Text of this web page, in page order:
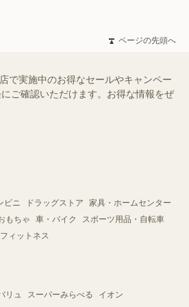
ページの先頭へ
で実施中のお得なセールやキャンペー
ご確認いただけます。お得な情報をぜ
ビニ ドラッグストア
家具・ホームセンター
もちゃ 車・バイク
スポーツ用品・自転車
ィットネス
リュ スーパーみらべる
イオン